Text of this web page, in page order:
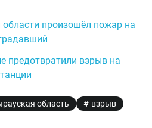
произошёл пожар на
предотвратили взрыв на
область
взрыв